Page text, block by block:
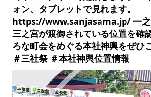
ォン、タブレットで見れます。
https://www.sanjasama.jp/ 一之
三之宮が渡御されている位置を確
ろな町会をめぐる本社神輿をぜひ
＃三社祭 ＃本社神輿位置情報